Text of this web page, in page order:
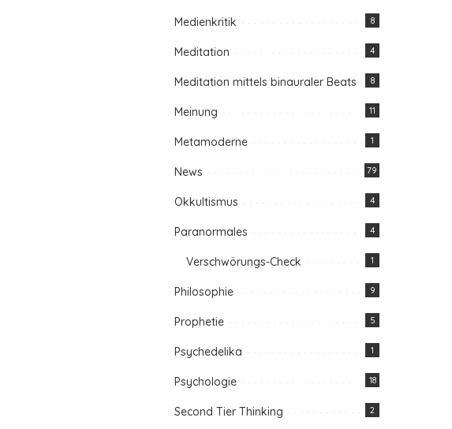
Medienkritik 8
Meditation 4
Meditation mittels binauraler Beats 8
Meinung 11
Metamoderne 1
News 79
Okkultismus 4
Paranormales 4
Verschwörungs-Check 1
Philosophie 9
Prophetie 5
Psychedelika 1
Psychologie 18
Second Tier Thinking 2